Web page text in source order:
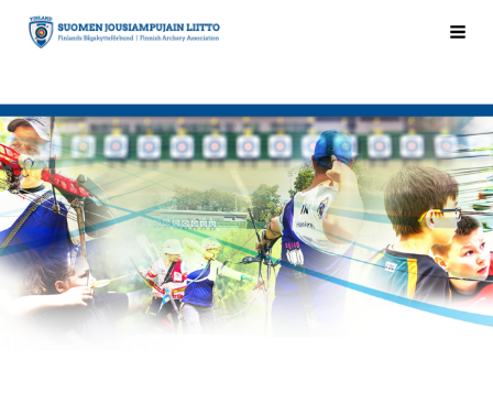
Siirry
sivun
Suomen Jousiampujain Liitto ry